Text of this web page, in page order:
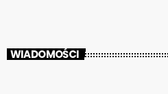
WIADOMOŚCI